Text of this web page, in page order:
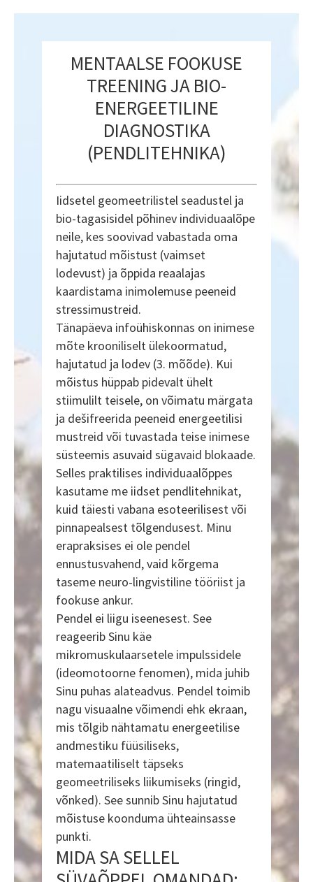
MENTAALSE FOOKUSE
TREENING JA BIO-
ENERGEETILINE
DIAGNOSTIKA
(PENDLITEHNIKA)
Iidsetel geomeetrilistel seadustel ja
bio-tagasisidel põhinev individuaalõpe
neile, kes soovivad vabastada oma
hajutatud mõistust (vaimset
lodevust) ja õppida reaalajas
kaardistama inimolemuse peeneid
stressimustreid.
Tänapäeva infoühiskonnas on inimese
mõte krooniliselt ülekoormatud,
hajutatud ja lodev (3. mõõde). Kui
mõistus hüppab pidevalt ühelt
stiimulilt teisele, on võimatu märgata
ja dešifreerida peeneid energeetilisi
mustreid või tuvastada teise inimese
süsteemis asuvaid sügavaid blokaade.
Selles praktilises individuaalõppes
kasutame me iidset pendlitehnikat,
kuid täiesti vabana esoteerilisest või
pinnapealsest tõlgendusest. Minu
erapraksises ei ole pendel
ennustusvahend, vaid kõrgema
taseme neuro-lingvistiline tööriist ja
fookuse ankur.
Pendel ei liigu iseenesest. See
reageerib Sinu käe
mikromuskulaarsetele impulssidele
(ideomotoorne fenomen), mida juhib
Sinu puhas alateadvus. Pendel toimib
nagu visuaalne võimendi ehk ekraan,
mis tõlgib nähtamatu energeetilise
andmestiku füüsiliseks,
matemaatiliselt täpseks
geomeetriliseks liikumiseks (ringid,
võnked). See sunnib Sinu hajutatud
mõistuse koonduma ühteainsasse
punkti.
MIDA SA SELLEL